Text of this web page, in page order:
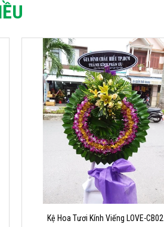
Kệ Hoa Tươi Kính Viếng LOVE-CB02